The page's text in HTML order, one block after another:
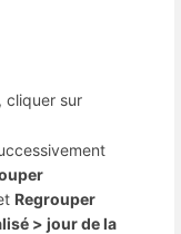
cliquer sur
Regrouper
> jour de la